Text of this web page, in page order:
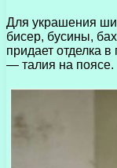
Для украшения
бисер, бусины,
придает отделка
— талия на поясе.